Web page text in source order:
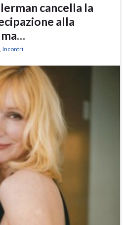
cancella la
alla
, Incontri